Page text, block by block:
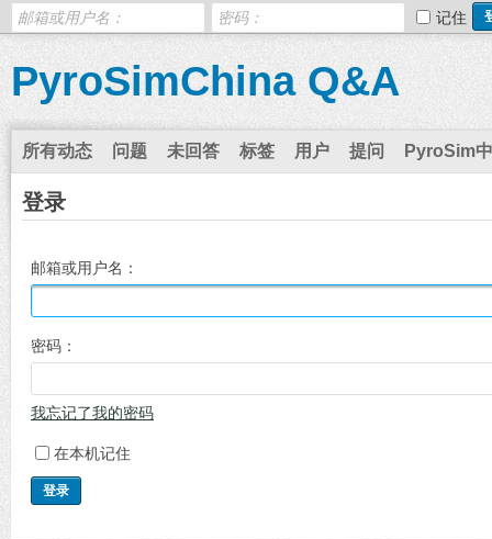
记住
PyroSimChina Q&A
所有动态 问题 未回答 标签 用户 提问 PyroSim
登录
邮箱或用户名：
密码：
我忘记了我的密码
在本机记住